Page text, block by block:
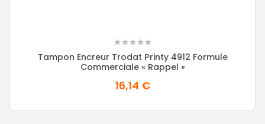
Tampon Encreur Trodat Printy 4912 Formule
Commerciale « Rappel »
16,14 €